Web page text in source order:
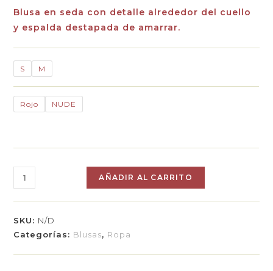
Blusa en seda con detalle alrededor del cuello
y espalda destapada de amarrar.
S M
Rojo NUDE
AÑADIR AL CARRITO
SKU: N/D
Categorías: Blusas, Ropa